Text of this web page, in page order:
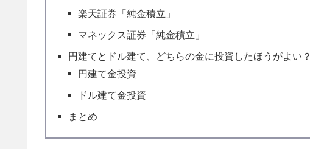
楽天証券「純金積立」
マネックス証券「純金積立」
円建てとドル建て、どちらの金に投資したほうがよい？
円建て金投資
ドル建て金投資
まとめ